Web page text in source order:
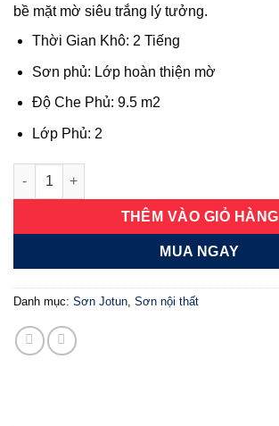
bề mặt mờ siêu trắng lý tưởng.
Thời Gian Khô: 2 Tiếng
Sơn phủ: Lớp hoàn thiện mờ
Độ Che Phủ: 9.5 m2
Lớp Phủ: 2
Essence sơn trần chuyên dụng số lượng
THÊM VÀO GIỎ HÀNG
MUA NGAY
Danh mục: Sơn Jotun Sơn nội thất